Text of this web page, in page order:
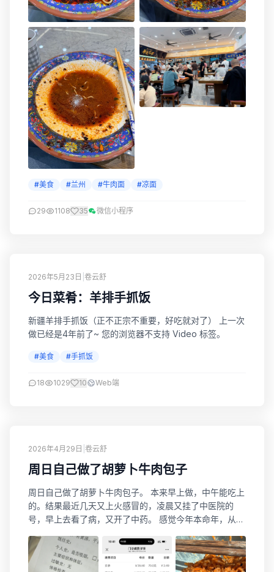
#美食 #兰州 #牛肉面 #凉面
29 1108 35 微信小程序
2026年5月23日 卷云舒
今日菜肴：羊排手抓饭
新疆羊排手抓饭（正不正宗不重要，好吃就对了） 上一次
做已经是4年前了~ 您的浏览器不支持 Video 标签。
#美食 #手抓饭
18 1029 10 Web端
2026年4月29日 卷云舒
周日自己做了胡萝卜牛肉包子
周日自己做了胡萝卜牛肉包子。 本来早上做，中午能吃上
的。结果最近几天又上火感冒的，凌晨又挂了中医院的
号，早上去看了病，又开了中药。 感觉今年本命年，从过
火造成的？！ 下午回家赶紧发面，包包子。这样每天早
上，到公司，带俩包子就行了。 感觉这次包的包子有进步